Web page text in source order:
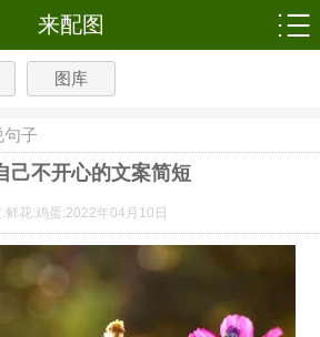
来配图
图库
句子
己不开心的文案简短
鲜花:鸡蛋:2022年04月10日